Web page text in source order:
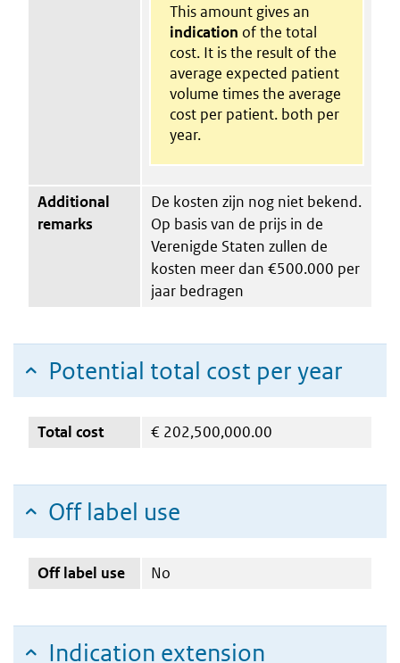
This amount gives an
indication of the total
cost. It is the result of the
average expected patient
volume times the average
cost per patient. both per
year.
Additional
remarks
De kosten zijn nog niet bekend.
Op basis van de prijs in de
Verenigde Staten zullen de
kosten meer dan €500.000 per
jaar bedragen
Potential total cost per year
Total cost € 202,500,000.00
Off label use
Off label use No
Indication extension